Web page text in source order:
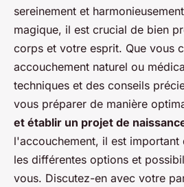
sereinement et
magique, il est crucial de bien
corps et votre esprit. Que vous
accouchement naturel ou
techniques et des conseils
vous préparer de manière
et établir un projet de
l'accouchement, il est important
les différentes options et
vous. Discutez-en avec votre